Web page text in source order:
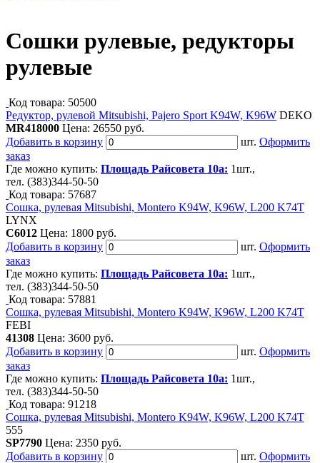
Сошки рулевые, редукторы
рулевые
Код товара: 50500
Редуктор, рулевой Mitsubishi, Pajero Sport K94W, K96W DEKO
MR418000 Цена: 26550 руб.
Добавить в корзину
шт. Оформить
заказ
Где можно купить: Площадь Райсовета 10а: 1шт.,
тел. (383)344-50-50
Код товара: 57687
Сошка, рулевая Mitsubishi, Montero K94W, K96W, L200 K74T
LYNX
C6012 Цена: 1800 руб.
Добавить в корзину
шт. Оформить
заказ
Где можно купить: Площадь Райсовета 10а: 1шт.,
тел. (383)344-50-50
Код товара: 57881
Сошка, рулевая Mitsubishi, Montero K94W, K96W, L200 K74T
FEBI
41308 Цена: 3600 руб.
Добавить в корзину
шт. Оформить
заказ
Где можно купить: Площадь Райсовета 10а: 1шт.,
тел. (383)344-50-50
Код товара: 91218
Сошка, рулевая Mitsubishi, Montero K94W, K96W, L200 K74T
555
SP7790 Цена: 2350 руб.
Добавить в корзину
шт. Оформить